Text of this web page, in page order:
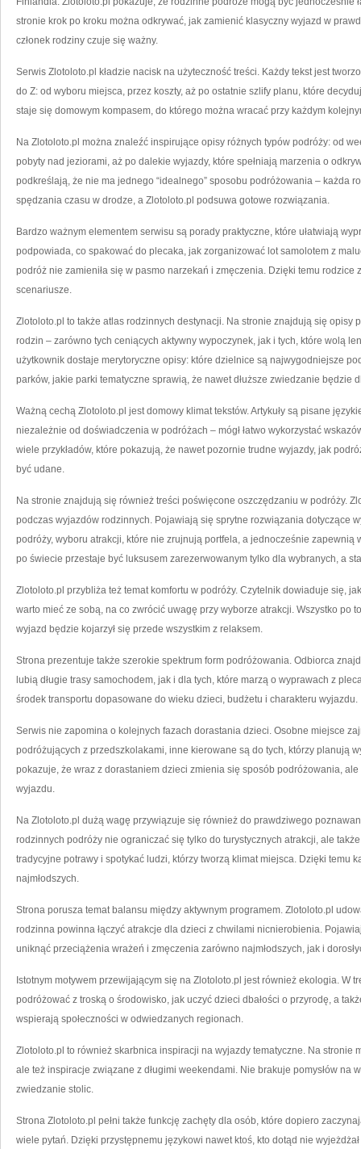
stronie krok po kroku można odkrywać, jak zamienić klasyczny wyjazd w
członek rodziny czuje się ważny.
Serwis Zlotoloto.pl kładzie nacisk na użyteczność treści. Każdy tekst jest
do Z: od wyboru miejsca, przez koszty, aż po ostatnie szlify planu, które
staje się domowym kompasem, do którego można wracać przy każdym
Na Zlotoloto.pl można znaleźć inspirujące opisy różnych typów podróży: od
pobyty nad jeziorami, aż po dalekie wyjazdy, które spełniają marzenia o
podkreślają, że nie ma jednego “idealnego” sposobu podróżowania – każda
spędzania czasu w drodze, a Zlotoloto.pl podsuwa gotowe rozwiązania.
Bardzo ważnym elementem serwisu są porady praktyczne, które ułatwiają
podpowiada, co spakować do plecaka, jak zorganizować lot samolotem z
podróż nie zamieniła się w pasmo narzekań i zmęczenia. Dzięki temu
scenariusze.
Zlotoloto.pl to także atlas rodzinnych destynacji. Na stronie znajdują się opisy
rodzin – zarówno tych ceniących aktywny wypoczynek, jak i tych, które wolą
użytkownik dostaje merytoryczne opisy: które dzielnice są najwygodniejsze
parków, jakie parki tematyczne sprawią, że nawet dłuższe zwiedzanie będzie
Ważną cechą Zlotoloto.pl jest domowy klimat tekstów. Artykuły są pisane
niezależnie od doświadczenia w podróżach – mógł łatwo wykorzystać
wiele przykładów, które pokazują, że nawet pozornie trudne wyjazdy, jak
być udane.
Na stronie znajdują się również treści poświęcone oszczędzaniu w podróży.
podczas wyjazdów rodzinnych. Pojawiają się sprytne rozwiązania dotyczące
podróży, wyboru atrakcji, które nie zrujnują portfela, a jednocześnie zapewnią
po świecie przestaje być luksusem zarezerwowanym tylko dla wybranych, a
Zlotoloto.pl przybliża też temat komfortu w podróży. Czytelnik dowiaduje się,
warto mieć ze sobą, na co zwrócić uwagę przy wyborze atrakcji. Wszystko po
wyjazd będzie kojarzył się przede wszystkim z relaksem.
Strona prezentuje także szerokie spektrum form podróżowania. Odbiorca
lubią długie trasy samochodem, jak i dla tych, które marzą o wyprawach z
środek transportu dopasowane do wieku dzieci, budżetu i charakteru wyjazdu.
Serwis nie zapomina o kolejnych fazach dorastania dzieci. Osobne miejsce
podróżujących z przedszkolakami, inne kierowane są do tych, którzy planują
pokazuje, że wraz z dorastaniem dzieci zmienia się sposób podróżowania,
wyjazdu.
Na Zlotoloto.pl dużą wagę przywiązuje się również do prawdziwego
rodzinnych podróży nie ograniczać się tylko do turystycznych atrakcji, ale
tradycyjne potrawy i spotykać ludzi, którzy tworzą klimat miejsca. Dzięki temu
najmłodszych.
Strona porusza temat balansu między aktywnym programem. Zlotoloto.pl
rodzinna powinna łączyć atrakcje dla dzieci z chwilami nicnierobienia.
uniknąć przeciążenia wrażeń i zmęczenia zarówno najmłodszych, jak i
Istotnym motywem przewijającym się na Zlotoloto.pl jest również ekologia. W
podróżować z troską o środowisko, jak uczyć dzieci dbałości o przyrodę, a
wspierają społeczności w odwiedzanych regionach.
Zlotoloto.pl to również skarbnica inspiracji na wyjazdy tematyczne. Na stronie
ale też inspiracje związane z długimi weekendami. Nie brakuje pomysłów na
zwiedzanie stolic.
Strona Zlotoloto.pl pełni także funkcję zachęty dla osób, które dopiero
wiele pytań. Dzięki przystępnemu językowi nawet ktoś, kto dotąd nie